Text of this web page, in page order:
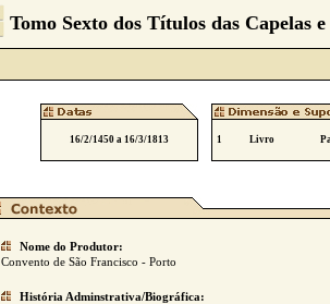
Tomo Sexto dos Títulos das Capelas e
16/2/1450 a 16/3/1813 1 Livro
Nome do Produtor:
Convento de São Francisco - Porto
História Adminstrativa/Biográfica: